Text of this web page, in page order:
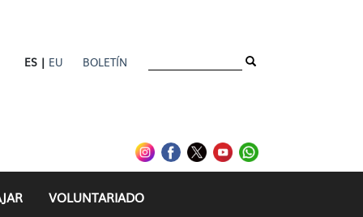
ES | EU BOLETÍN
desde el IFJ -
VOLUNTARIADO